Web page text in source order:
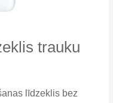
trauku
līdzeklis bez